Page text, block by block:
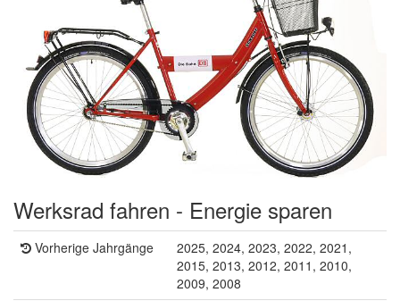
Werksrad fahren - Energie sparen
Vorherige Jahrgänge
2025, 2024, 2023, 2022, 2021,
2015, 2013, 2012, 2011, 2010,
2009, 2008